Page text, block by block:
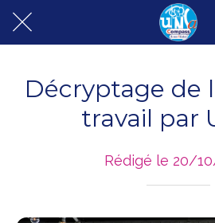
Décryptage de
travail par
Rédigé le 20/